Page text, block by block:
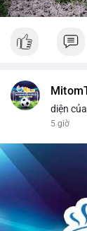
diện
5 giờ